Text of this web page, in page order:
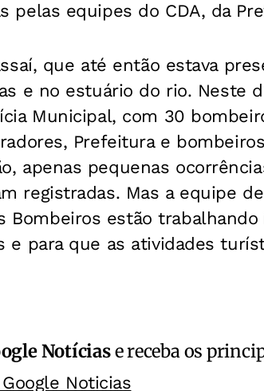
pelas equipes do CDA, da
que até então estava
e no estuário do rio. Neste
Municipal, com 30
Prefeitura e
apenas pequenas
registradas. Mas a equipe
Bombeiros estão
e para que as atividades
Notíciase receba os
Noticias